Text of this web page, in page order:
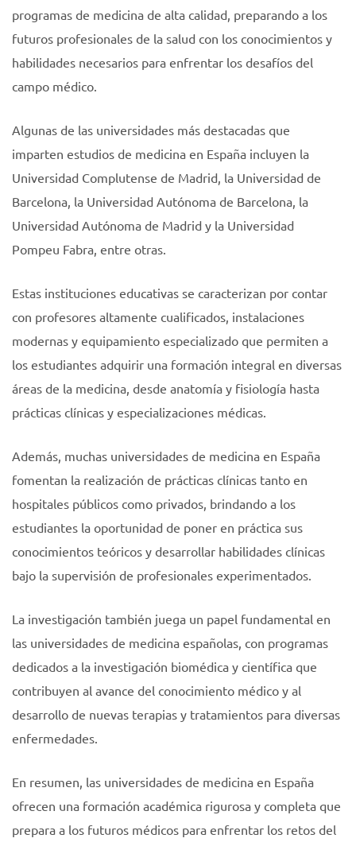
programas de medicina de alta calidad, preparando a los
futuros profesionales de la salud con los conocimientos y
habilidades necesarios para enfrentar los desafíos del
campo médico.
Algunas de las universidades más destacadas que
imparten estudios de medicina en España incluyen la
Universidad Complutense de Madrid, la Universidad de
Barcelona, la Universidad Autónoma de Barcelona, la
Universidad Autónoma de Madrid y la Universidad
Pompeu Fabra, entre otras.
Estas instituciones educativas se caracterizan por contar
con profesores altamente cualificados, instalaciones
modernas y equipamiento especializado que permiten a
los estudiantes adquirir una formación integral en diversas
áreas de la medicina, desde anatomía y fisiología hasta
prácticas clínicas y especializaciones médicas.
Además, muchas universidades de medicina en España
fomentan la realización de prácticas clínicas tanto en
hospitales públicos como privados, brindando a los
estudiantes la oportunidad de poner en práctica sus
conocimientos teóricos y desarrollar habilidades clínicas
bajo la supervisión de profesionales experimentados.
La investigación también juega un papel fundamental en
las universidades de medicina españolas, con programas
dedicados a la investigación biomédica y científica que
contribuyen al avance del conocimiento médico y al
desarrollo de nuevas terapias y tratamientos para diversas
enfermedades.
En resumen, las universidades de medicina en España
ofrecen una formación académica rigurosa y completa que
prepara a los futuros médicos para enfrentar los retos del